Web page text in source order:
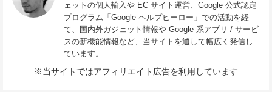
ェットの個人輸入や EC サイト運営、Google 公式認定
プログラム「Google ヘルプヒーロー」での活動を経
て、国内外ガジェット情報や Google 系アプリ / サービ
スの新機能情報など、当サイトを通して幅広く発信し
ています。
※当サイトではアフィリエイト広告を利用しています